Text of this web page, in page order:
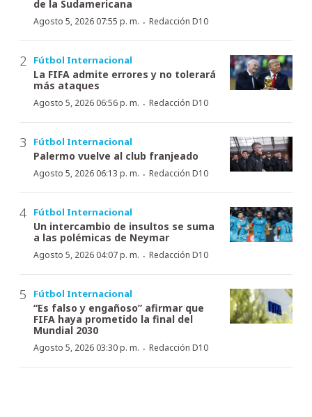
de la Sudamericana
Agosto 5, 2026 07:55 p. m. · Redacción D10
Fútbol Internacional
La FIFA admite errores y no tolerará
más ataques
Agosto 5, 2026 06:56 p. m. · Redacción D10
Fútbol Internacional
Palermo vuelve al club franjeado
Agosto 5, 2026 06:13 p. m. · Redacción D10
Fútbol Internacional
Un intercambio de insultos se suma
a las polémicas de Neymar
Agosto 5, 2026 04:07 p. m. · Redacción D10
Fútbol Internacional
“Es falso y engañoso” afirmar que
FIFA haya prometido la final del
Mundial 2030
Agosto 5, 2026 03:30 p. m. · Redacción D10